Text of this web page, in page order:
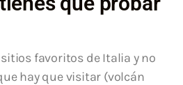
favoritos de Italia y no
hay que visitar (volcán